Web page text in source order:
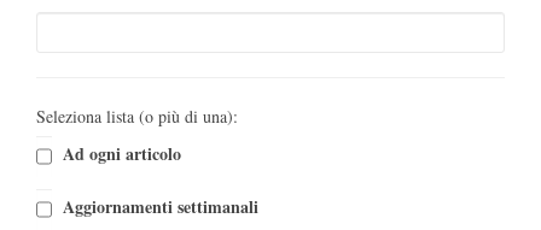
Seleziona lista (o più di una):
Ad ogni articolo
Aggiornamenti settimanali